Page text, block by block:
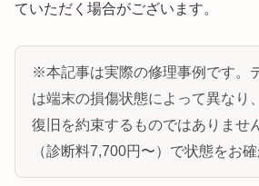
ていただく場合がございます。
※本記事は実際の修理事例です。
は端末の損傷状態によって異なり
復旧を約束するものではありませ
（診断料7,700円〜）で状態をお確